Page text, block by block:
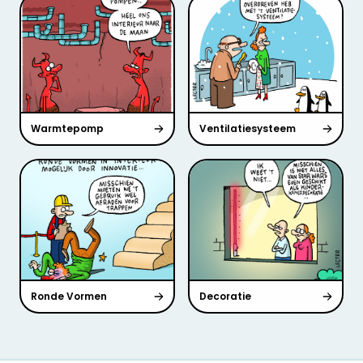
Warmtepomp Ventilatiesysteem
Ronde Vormen Decoratie